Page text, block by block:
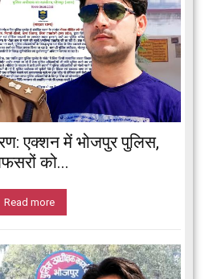
एक्शन में भोजपुर पुलिस,
को...
Read more